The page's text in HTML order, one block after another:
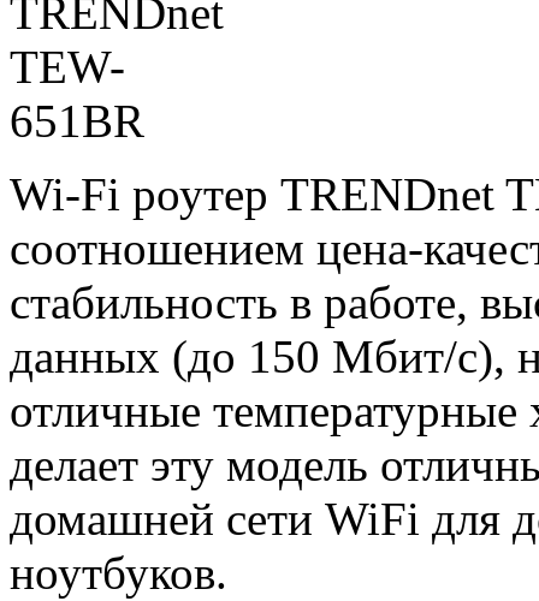
Wi-Fi роутер TRENDnet
соотношением цена-
стабильность в работе,
данных (до 150 Мбит/с),
отличные температурные
делает эту модель
домашней сети WiFi для
ноутбуков.